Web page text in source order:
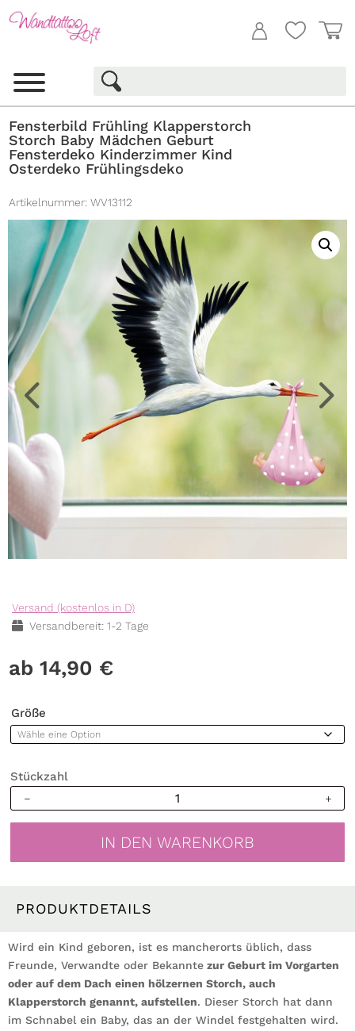
Fensterbild Frühling Klapperstorch
Storch Baby Mädchen Geburt
Fensterdeko Kinderzimmer Kind
Osterdeko Frühlingsdeko
Artikelnummer: WV13112
Versand (kostenlos in D)
Versandbereit: 1-2 Tage
14,90 €
Größe
Stückzahl
Frühling
Geburt
Kinderzimmer
Kind
Osterdeko
Frühlingsdeko
Menge
IN DEN WARENKORB
PRODUKTDETAILS
Wird ein Kind geboren, ist es mancherorts üblich, dass
Freunde, Verwandte oder Bekannte zur Geburt im Vorgarten
oder auf dem Dach einen hölzernen Storch, auch
Klapperstorch genannt, aufstellen. Dieser Storch hat dann
im Schnabel ein Baby, das an der Windel festgehalten wird.